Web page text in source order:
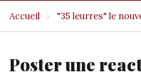
Accueil › "35 leurres" le
Poster une